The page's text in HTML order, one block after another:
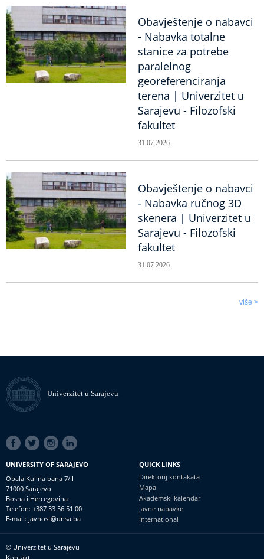
Obavještenje o nabavci
- Nabavka totalne
stanice za potrebe
paralelnog
georeferenciranja
terena | Univerzitet u
Sarajevu - Filozofski
fakultet
31.07.2026.
Obavještenje o nabavci
- Nabavka ručnog 3D
skenera | Univerzitet u
Sarajevu - Filozofski
fakultet
31.07.2026.
više >
Univerzitet u Sarajevu
SOCIAL
LINKS
UNIVERSITY OF SARAJEVO
Obala Kulina bana 7/II
71000 Sarajevo
Bosna i Hercegovina
Telefon: +387 33 56 51 00
E-mail: javnost@unsa.ba
QUICK LINKS
Direktorij kontakata
Mapa
Akademski kalendar
Javne nabavke
International
Footer
© Univerzitet u Sarajevu